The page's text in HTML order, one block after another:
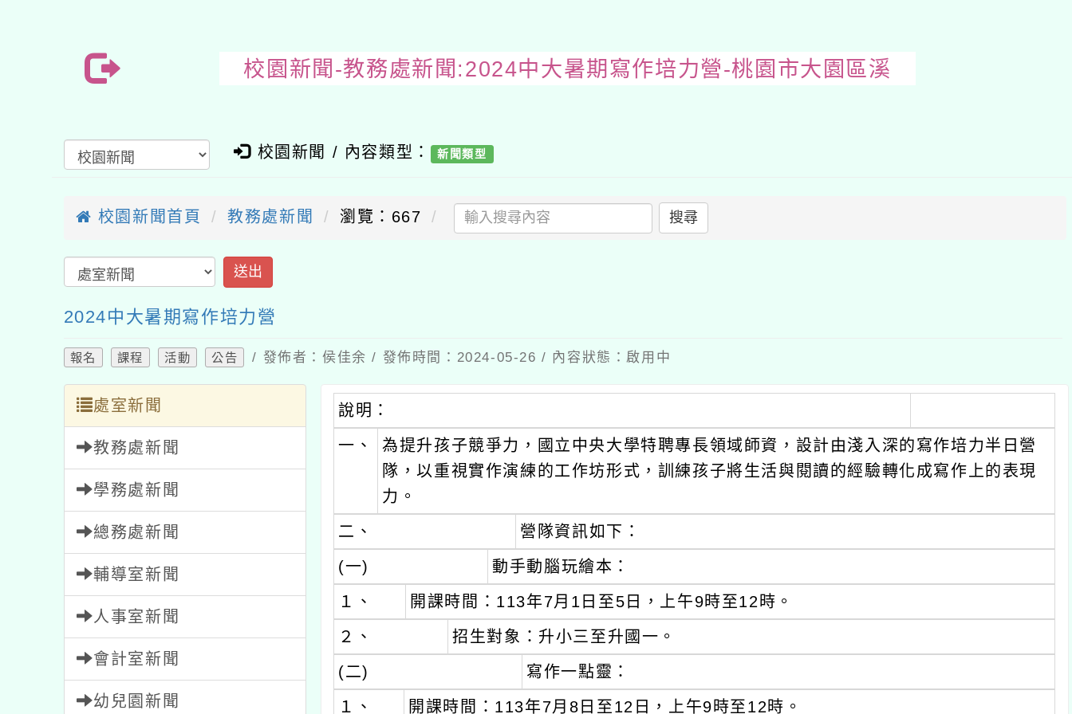
校園新聞-教務處新聞:2024中大暑期寫作培力營-桃園市大園區溪
校園新聞 / 內容類型： 新聞類型
校園新聞首頁 教務處新聞 瀏覽：667 搜尋
送出
2024中大暑期寫作培力營
報名 課程 活動 公告 / 發佈者：侯佳余 / 發佈時間：2024-05-26 / 內容狀態：啟用中
處室新聞
教務處新聞
學務處新聞
總務處新聞
輔導室新聞
人事室新聞
會計室新聞
幼兒園新聞
說明：
一、
為提升孩子競爭力，國立中央大學特聘專長領域師資，設計由淺入深的寫作培力半日營
隊，以重視實作演練的工作坊形式，訓練孩子將生活與閱讀的經驗轉化成寫作上的表現
力。
二、
營隊資訊如下：
(一)
動手動腦玩繪本：
１、
開課時間：113年7月1日至5日，上午9時至12時。
２、
招生對象：升小三至升國一。
(二)
寫作一點靈：
１、
開課時間：113年7月8日至12日，上午9時至12時。